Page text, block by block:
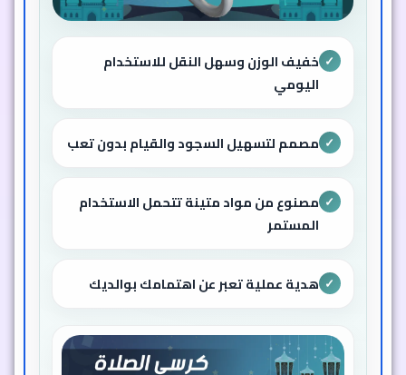
✓ خفيف الوزن وسهل النقل للاستخدام
اليومي
✓ مصمم لتسهيل السجود والقيام بدون تعب
✓ مصنوع من مواد متينة تتحمل الاستخدام
المستمر
✓ هدية عملية تعبر عن اهتمامك بوالديك